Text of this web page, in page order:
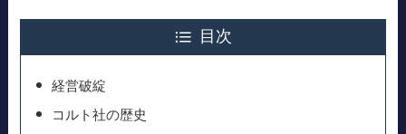
目次
経営破綻
コルト社の歴史